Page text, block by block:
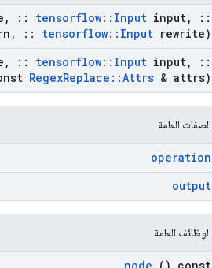
, :: tensorflow:: Input input,
::
, :: tensorflow:: Input rewrite)
, :: tensorflow:: Input input,
::
RegexReplace ::Attrs & attrs)
الصفات العامة
operation
output
الوظائف العامة